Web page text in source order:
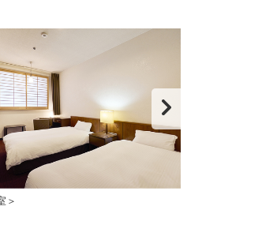
＞